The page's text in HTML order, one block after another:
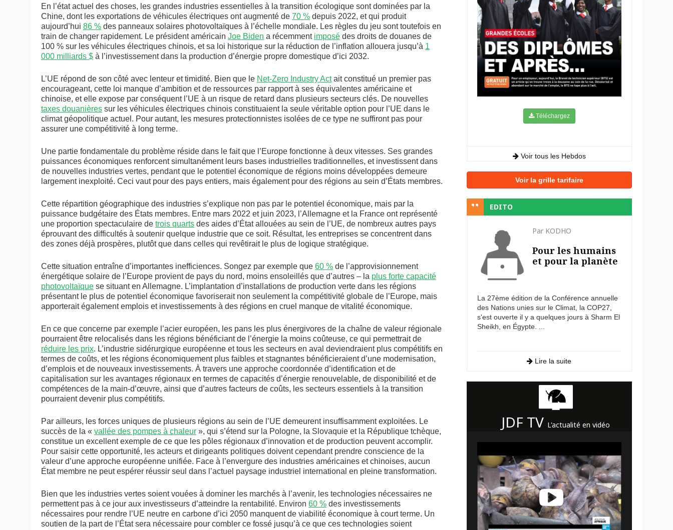
En l’état actuel des choses, les grandes industries essentielles à la transition écologique sont dominées par la
Chine, dont les exportations de véhicules électriques ont augmenté de 70 % depuis 2022, et qui produit
aujourd’hui 86 % des panneaux solaires photovoltaïques à l’échelle mondiale. Les règles du jeu sont toutefois en
train de changer rapidement. Le président américain Joe Biden a récemment imposé des droits de douanes de
100 % sur les véhicules électriques chinois, et sa loi historique sur la réduction de l’inflation allouera jusqu’à 1
000 milliards $ à l’investissement dans la production d’énergie propre domestique d’ici 2032.
L’UE répond de son côté avec lenteur et timidité. Bien que le Net-Zero Industry Actait constitué un premier pas
encourageant, cette loi manque d’ambition et de ressources par rapport à ses équivalentes américaine et
chinoise, et elle expose par conséquent l’UE à un risque de retard dans plusieurs secteurs clés. De nouvelles
taxes douanières sur les véhicules électriques chinois constituaient la seule véritable option pour l’UE dans le
climat géopolitique actuel. Pour autant, les mesures protectionnistes isolées de ce type ne suffiront pas pour
assurer une compétitivité à long terme.
Une partie fondamentale du problème réside dans le fait que l’Europe fonctionne à deux vitesses. Ses grandes
puissances économiques renforcent simultanément leurs bases industrielles traditionnelles, et investissent dans
de nouvelles industries vertes, pendant que le potentiel économique de régions moins développées demeure
largement inexploité. Ceci vaut pour des pays entiers, mais également pour des régions au sein d’États membres.
Cette répartition géographique des industries s’explique non pas par le potentiel économique, mais par la
puissance budgétaire des États membres. Entre mars 2022 et juin 2023, l’Allemagne et la France ont représenté
une proportion spectaculaire de trois quarts des aides d’État allouées au sein de l’UE, de nombreux autres pays
éprouvant des difficultés à soutenir quelque industrie que ce soit. Résultat, les entreprises se concentrent dans
des zones déjà prospères, plutôt que dans celles qui revêtirait le plus de logique stratégique.
Cette situation entraîne d’importantes inefficiences. Songez par exemple que 60 % de l’approvisionnement
énergétique solaire de l’Europe provient de pays du nord, moins ensoleillés que d’autres – la plus forte capacité
photovoltaïque se situant en Allemagne. L’implantation d’installations de production verte dans les régions
présentant le plus de potentiel économique favoriserait non seulement la compétitivité globale de l’Europe, mais
apporterait également emplois et investissements à des régions en cruel manque de vitalité économique.
En ce que concerne par exemple l’acier européen, les pans les plus énergivores de la chaîne de valeur régionale
pourraient être relocalisés dans les régions bénéficiant de l’énergie la moins coûteuse, ce qui permettrait de
réduire les prix. L’industrie sidérurgique européenne et tous les secteurs en aval deviendraient plus compétitifs en
termes de coûts, et les régions économiquement plus faibles et stagnantes bénéficieraient d’une modernisation,
d’emplois et de nouveaux investissements. À travers une approche coordonnée d’identification et de
capitalisation sur les avantages régionaux en termes de capacités d’énergie renouvelable, de disponibilité et de
compétences de la main-d’œuvre, ainsi que d’autres facteurs de coûts, les secteurs essentiels à la transition
pourraient devenir plus compétitifs.
Par ailleurs, les forces uniques de plusieurs régions au sein de l’UE demeurent insuffisamment exploitées. Le
succès de la « vallée des pompes à chaleur », qui s’étend sur la Pologne, la Slovaquie et la République tchèque,
constitue un excellent exemple de ce que les pôles régionaux d’innovation et de production peuvent accomplir.
Pour saisir cette opportunité, les acteurs et dirigeants politiques doivent cependant prendre conscience de la
valeur d’une approche européenne unifiée. Face à l’envergure des industries américaines et chinoises, aucun
État membre ne peut espérer réussir seul dans l’actuel paysage industriel international en pleine transformation.
Bien que les industries vertes soient vouées à dominer les marchés à l’avenir, les technologies nécessaires ne
permettent pas à ce jour aux investisseurs d’atteindre la rentabilité. Environ 60 % des investissements
nécessaires pour rendre l’UE neutre en carbone d’ici 2050 manquent de viabilité économique à court terme. Un
soutien de la part de l’État sera nécessaire pour combler ce fossé jusqu’à ce que ces technologies soient
Téléchargez
Voir tous les Hebdos
Voir la grille tarifaire
EDITO
Par KODHO
Pour les humains
et pour la planète
La 27ème édition de la Conférence annuelle
des Nations unies sur le Climat, la COP27,
s'est ouverte il y a quelques jours à Sharm El
Sheikh, en Égypte. ...
Lire la suite
JDF TV L'actualité en vidéo